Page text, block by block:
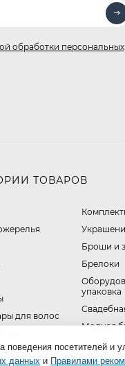
обработки персональных
ТОВАРОВ
для волос
Броши и
Брелоки
упаковка
Модная
посетителей и
данных и Правилами